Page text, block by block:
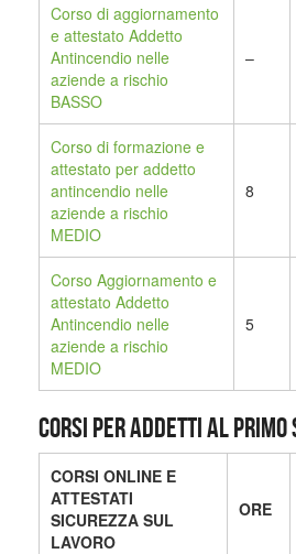
Corso di aggiornamento
e attestato Addetto
Antincendio nelle
aziende a rischio
BASSO
–
Corso di formazione e
attestato per addetto
antincendio nelle
aziende a rischio
MEDIO
8
Corso Aggiornamento e
attestato Addetto
Antincendio nelle
aziende a rischio
MEDIO
5
CORSI PER ADDETTI AL PRIMO
CORSI ONLINE E
ATTESTATI
SICUREZZA SUL
LAVORO
ORE